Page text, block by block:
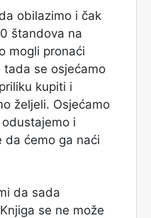
obilazimo i čak
štandova na
mogli pronaći
tada se osjećamo
kupiti i
željeli. Osjećamo
i
da ćemo ga naći
da sada
se ne može